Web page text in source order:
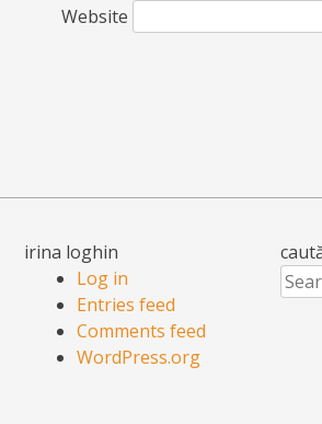
Website
irina loghin
Log in
Entries feed
Comments feed
WordPress.org